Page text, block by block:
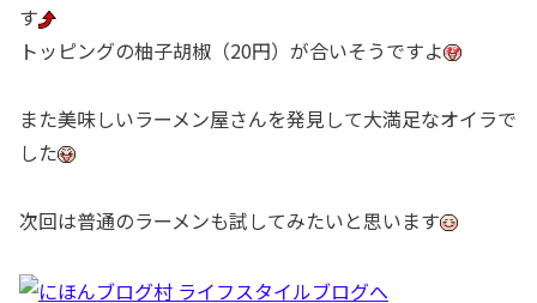
す
トッピングの柚子胡椒（20円）が合いそうですよ
また美味しいラーメン屋さんを発見して大満足なオイラで
した
次回は普通のラーメンも試してみたいと思います